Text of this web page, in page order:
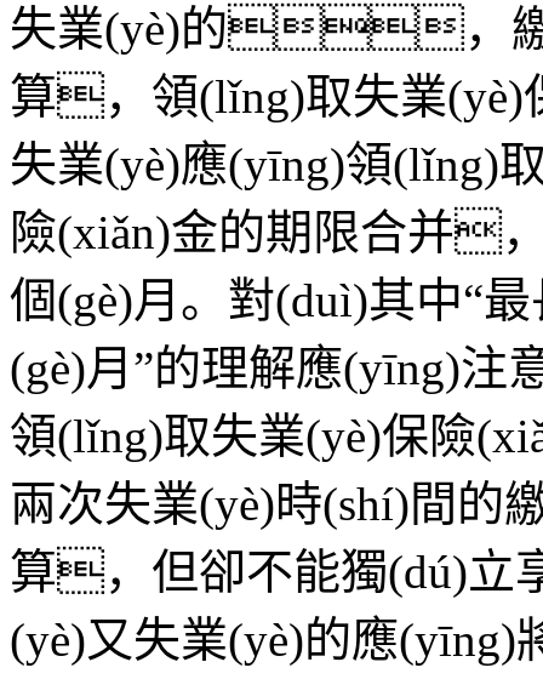
失業(yè)的，繳
算，領(lǐng)取失業(yè)
失業(yè)應(yīng)領(lǐng)
險(xiǎn)金的期限合并
個(gè)月。對(duì)其中“
(gè)月”的理解應(yīng)注
領(lǐng)取失業(yè)保險
兩次失業(yè)時(shí)間的
算，但卻不能獨(dú)立
(yè)又失業(yè)的應